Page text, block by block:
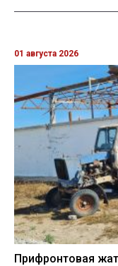
01 августа 2026
Прифронтовая